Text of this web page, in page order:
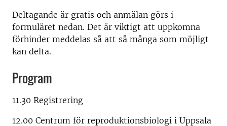
Deltagande är gratis och anmälan görs i
formuläret nedan. Det är viktigt att uppkomna
förhinder meddelas så att så många som möjligt
kan delta.
Program
11.30 Registrering
12.00 Centrum för reproduktionsbiologi i Uppsala